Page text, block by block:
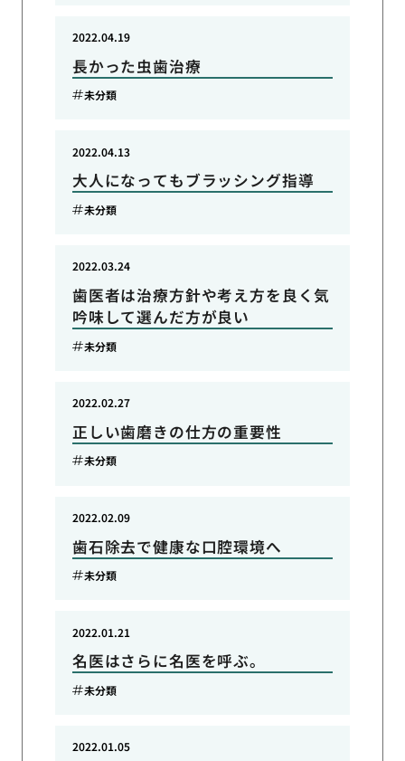
長かった虫歯治療
2022.04.19
未分類
大人になってもブラッシング指導
2022.04.13
未分類
歯医者は治療方針や考え方を良く気
吟味して選んだ方が良い
2022.03.24
未分類
正しい歯磨きの仕方の重要性
2022.02.27
未分類
歯石除去で健康な口腔環境へ
2022.02.09
未分類
名医はさらに名医を呼ぶ。
2022.01.21
未分類
2022.01.05